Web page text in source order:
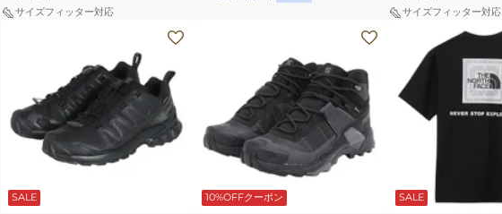
サイズフィッター対応
サイズフィッター対応
SALE 10%OFFクーポン SALE